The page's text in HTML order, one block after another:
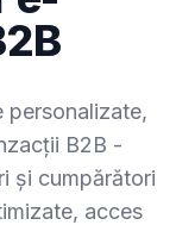
personalizate,
B2B -
și cumpărători
acces